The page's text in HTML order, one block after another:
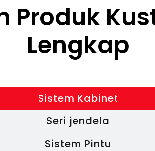
Produk
Lengkap
Sistem Kabinet
Seri jendela
Sistem Pintu